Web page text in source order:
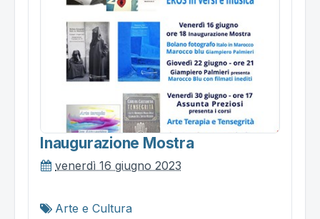
Inaugurazione Mostra
venerdì 16 giugno 2023
Arte e Cultura